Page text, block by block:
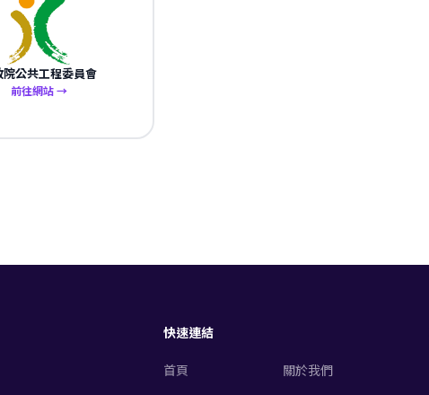
院公共工程委員會
前往網站 →
快速連結
首頁 關於我們